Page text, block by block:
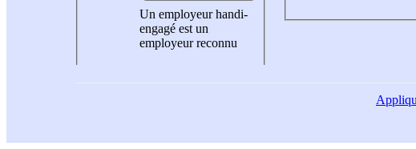
Un employeur handi-
engagé est un
employeur reconnu